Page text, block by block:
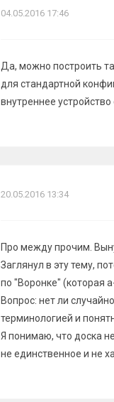
04.05.2016 17:46
Да, можно построить
для стандартной
внутреннее
20.05.2016 13:34
Про между прочим.
Заглянул в эту тему,
по "Воронке" (которая
Вопрос: нет ли
терминологией и
Я понимаю, что доска
не единственное и не